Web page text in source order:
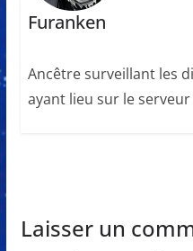
Furanken
Ancêtre surveillant les
ayant lieu sur le serveur
Laisser un